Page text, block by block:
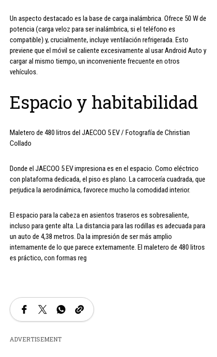
Un aspecto destacado es la base de carga inalámbrica. Ofrece 50 W de
potencia (carga veloz para ser inalámbrica, si el teléfono es
compatible) y, crucialmente, incluye ventilación refrigerada. Esto
previene que el móvil se caliente excesivamente al usar Android Auto y
cargar al mismo tiempo, un inconveniente frecuente en otros
vehículos.
Espacio y habitabilidad
Maletero de 480 litros del JAECOO 5 EV / Fotografía de Christian
Collado
Donde el JAECOO 5 EV impresiona es en el espacio. Como eléctrico
con plataforma dedicada, el piso es plano. La carrocería cuadrada, que
perjudica la aerodinámica, favorece mucho la comodidad interior.
El espacio para la cabeza en asientos traseros es sobresaliente,
incluso para gente alta. La distancia para las rodillas es adecuada para
un auto de 4,38 metros. Da la impresión de ser más amplio
internamente de lo que parece externamente. El maletero de 480 litros
es práctico, con formas reg
ADVERTISEMENT